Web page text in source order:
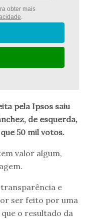
obter mais
pela Ipsos saiu
de esquerda,
50 mil votos.
valor algum,
transparência e
ser feito por uma
o resultado da